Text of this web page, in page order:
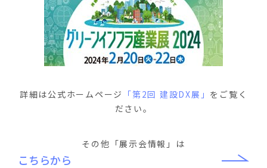
詳細は公式ホームページ 「第2回 建設DX展」 をご覧く
ださい。
その他「展示会情報」は
こちらから